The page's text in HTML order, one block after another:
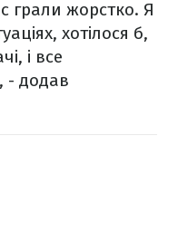
грали жорстко. Я
хотілося б,
і все
- додав